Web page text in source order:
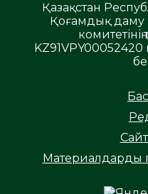
Қазақстан
Қоғамдық даму
KZ91VPY00052420
Материалдарды